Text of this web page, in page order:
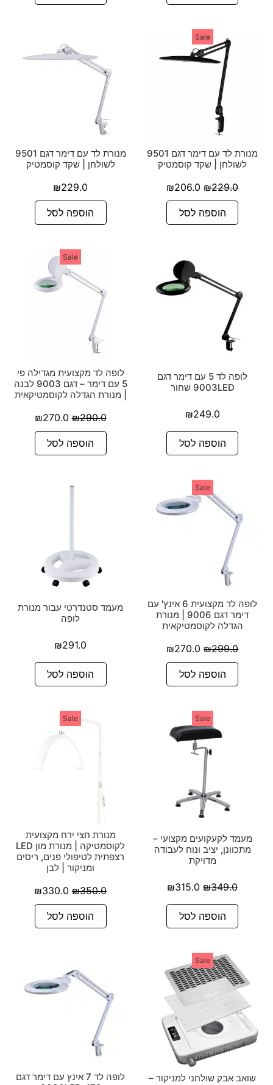
Sale
מנורת לד עם דימר דגם 9501
לשולחן | שקד קוסמטיק
₪229.0
₪206.0
הוספה לסל
מנורת לד עם דימר דגם 9501
לשולחן | שקד קוסמטיק
₪229.0
הוספה לסל
לופה לד 5 עם דימר דגם
9003LED שחור
₪249.0
הוספה לסל
Sale
לופה לד מקצועית מגדילה פי
5 עם דימר – דגם 9003 לבנה
| מנורת הגדלה לקוסמטיקאית
₪290.0
₪270.0
הוספה לסל
Sale
לופה לד מקצועית 6 אינץ' עם
דימר דגם 9006 | מנורת
הגדלה לקוסמטיקאית
₪299.0
₪270.0
הוספה לסל
מעמד סטנדרטי עבור מנורת
לופה
₪291.0
הוספה לסל
Sale
מעמד לקעקועים מקצועי –
מתכוונן, יציב ונוח לעבודה
מדויקת
₪349.0
₪315.0
הוספה לסל
Sale
מנורת חצי ירח מקצועית
לקוסמטיקה | מנורת מון LED
רצפתית לטיפולי פנים, ריסים
ומניקור | לבן
₪350.0
₪330.0
הוספה לסל
Sale
שואב אבק שולחני למניקור –
לופה לד 7 אינץ עם דימר דגם